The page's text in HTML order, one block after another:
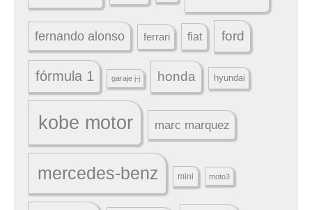
fernando alonso ferrari fiat ford
fórmula 1 garaje j-j honda hyundai
kobe motor marc marquez
mercedes-benz mini moto3